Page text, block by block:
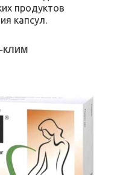
продуктов
капсул.
клим